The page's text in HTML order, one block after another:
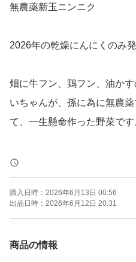
無農薬新玉ニンニク
2026年の乾燥にんにくのみ発
畑に牛フン、鶏フン、油か
いちゃんが、孫に為に無農
て、一生懸命作った野菜です
乾燥にんにく 200g
画像は200gの内容になります
購入日時： 2026年6月13日 00:56
出品日時： 2026年6月12日 20:31
商品の情報